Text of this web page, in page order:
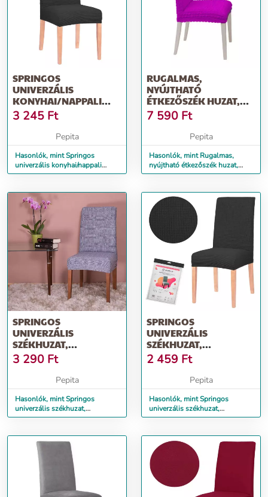
SPRINGOS
UNIVERZÁLIS
KONYHAI/NAPPALI
SZÉKHUZAT, SPANDEX
ANYAG, FE...
3 245 Ft
Pepita
Hasonlók, mint Springos
univerzális konyhai/nappali
székhuzat, spandex anyag, fe...
RUGALMAS,
NYÚJTHATÓ
ÉTKEZŐSZÉK HUZAT,
ÜLÉSHUZAT,
SZÉKVÉDŐ, TARTÓS...
7 590 Ft
Pepita
Hasonlók, mint Rugalmas,
nyújtható étkezőszék huzat,
üléshuzat, székvédő, tartós...
SPRINGOS
UNIVERZÁLIS
SZÉKHUZAT,
POLIÉSZTER, KÉK
3 290 Ft
Pepita
Hasonlók, mint Springos
univerzális székhuzat,
poliészter, kék
SPRINGOS
UNIVERZÁLIS
SZÉKHUZAT,
POLIÉSZTER, FEKETE
2 459 Ft
Pepita
Hasonlók, mint Springos
univerzális székhuzat,
poliészter, fekete